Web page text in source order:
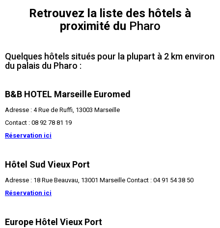
Retrouvez la liste des hôtels à
proximité du Pharo
Quelques hôtels situés pour la plupart à 2 km environ
du palais du Pharo :
B&B HOTEL Marseille Euromed
Adresse : 4 Rue de Ruffi, 13003 Marseille
Contact : 08 92 78 81 19
Réservation ici
Hôtel Sud Vieux Port
Adresse : 18 Rue Beauvau, 13001 Marseille Contact : 04 91 54 38 50
Réservation ici
Europe Hôtel Vieux Port